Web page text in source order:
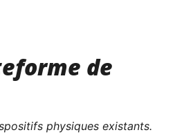
de
physiques existants.